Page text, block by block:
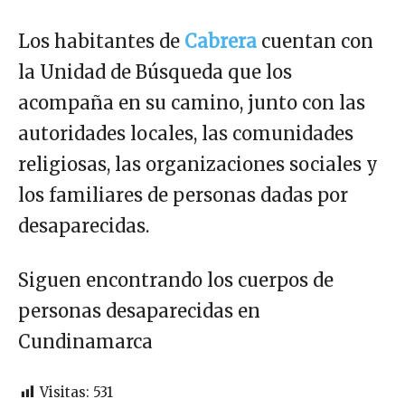
Los habitantes de Cabrera cuentan con
la Unidad de Búsqueda que los
acompaña en su camino, junto con las
autoridades locales, las comunidades
religiosas, las organizaciones sociales y
los familiares de personas dadas por
desaparecidas.
Siguen encontrando los cuerpos de
personas desaparecidas en
Cundinamarca
Visitas: 531